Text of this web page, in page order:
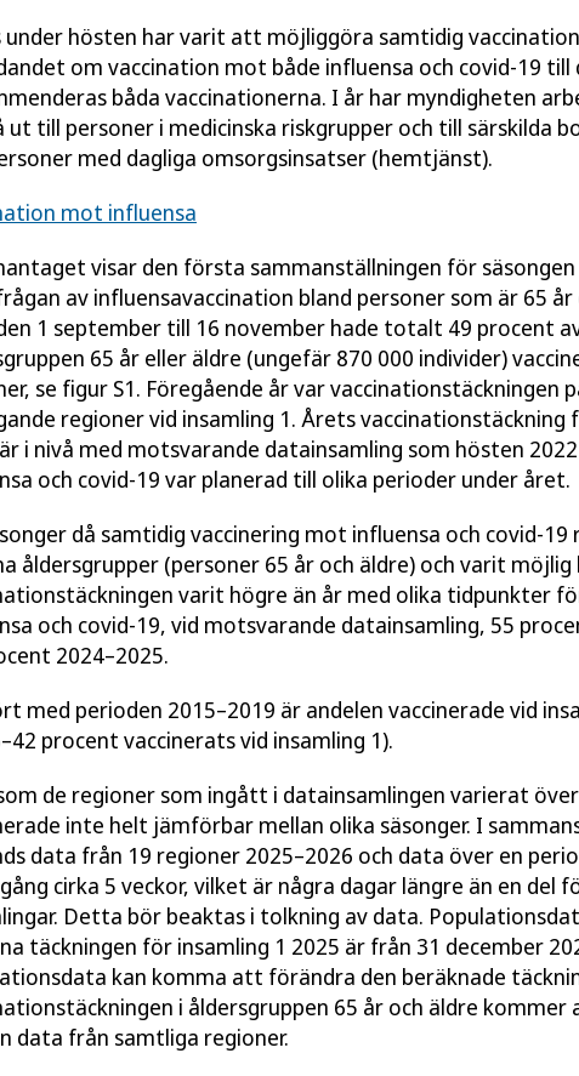
under hösten har varit att möjliggöra samtidig
om vaccination mot både influensa och covid-19 till
båda vaccinationerna. I år har myndigheten
ut till personer i medicinska riskgrupper och till särskilda
med dagliga omsorgsinsatser (hemtjänst).
mot influensa
visar den första sammanställningen för
av influensavaccination bland personer som är 65 år
1 september till 16 november hade totalt 49 procent
65 år eller äldre (ungefär 870 000 individer)
se figur S1. Föregående år var vaccinationstäckningen
regioner vid insamling 1. Årets vaccinationstäckning
i nivå med motsvarande datainsamling som hösten
och covid-19 var planerad till olika perioder under året.
då samtidig vaccinering mot influensa och covid-
åldersgrupper (personer 65 år och äldre) och varit möjlig
varit högre än år med olika tidpunkter
och covid-19, vid motsvarande datainsamling, 55
2024–2025.
med perioden 2015–2019 är andelen vaccinerade vid
procent vaccinerats vid insamling 1).
de regioner som ingått i datainsamlingen varierat
inte helt jämförbar mellan olika säsonger. I
data från 19 regioner 2025–2026 och data över en
cirka 5 veckor, vilket är några dagar längre än en del
Detta bör beaktas i tolkning av data.
täckningen för insamling 1 2025 är från 31 december
kan komma att förändra den beräknade
i åldersgruppen 65 år och äldre kommer
data från samtliga regioner.